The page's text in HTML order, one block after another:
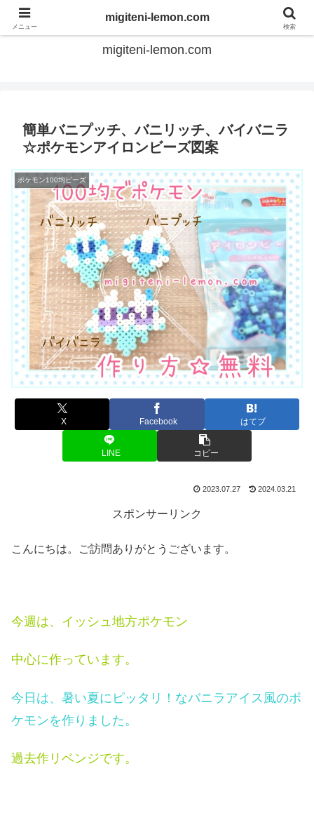
てのひらアイロンビーズ
migiteni-lemon.com
簡単バニプッチ、バニリッチ、バイバニラ
☆ポケモンアイロンビーズ図案
ポケモン100均ビーズ
X Facebook はてブ
LINE コピー
2023.07.27 2024.03.21
スポンサーリンク
こんにちは。ご訪問ありがとうございます。
今週は、イッシュ地方ポケモン
中心に作っています。
今日は、暑い夏にピッタリ！なバニラアイス風のポ
ケモンを作りました。
過去作リベンジです。
メニュー
migiteni-lemon.com
検索